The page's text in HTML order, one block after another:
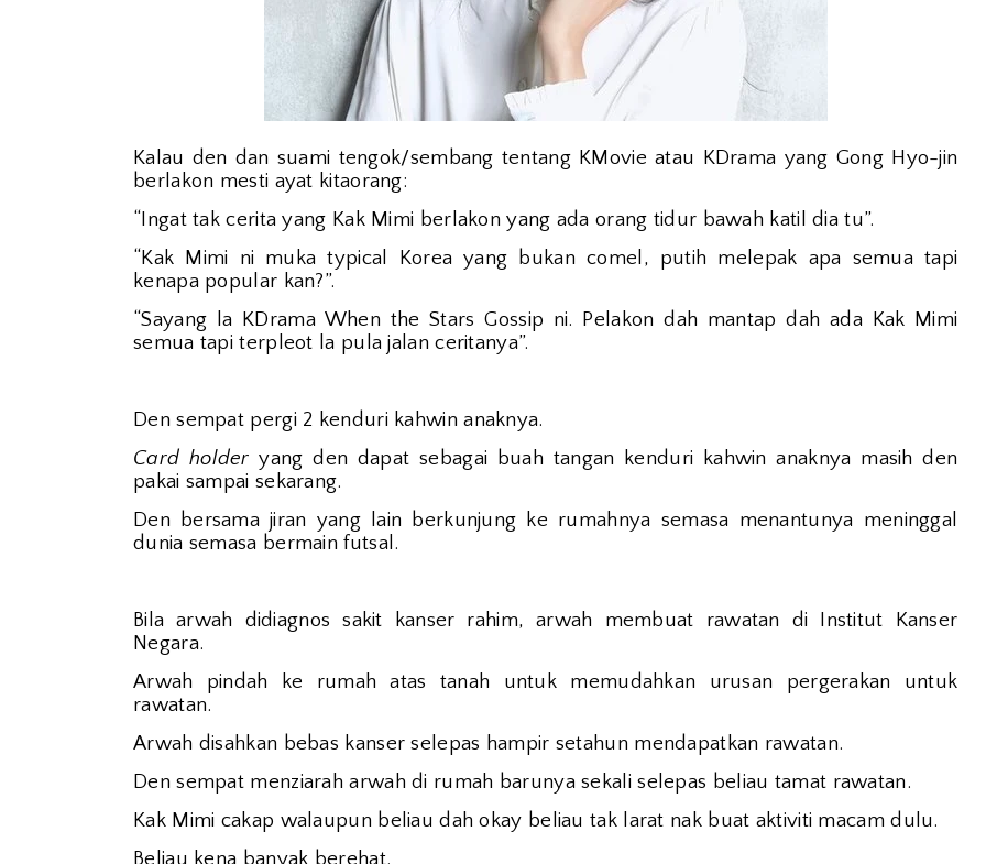
Kalau den dan suami tengok/sembang tentang KMovie atau KDrama yang Gong Hyo-jin
berlakon mesti ayat kitaorang:
“Ingat tak cerita yang Kak Mimi berlakon yang ada orang tidur bawah katil dia tu”.
“Kak Mimi ni muka typical Korea yang bukan comel, putih melepak apa semua tapi
kenapa popular kan?”.
“Sayang la KDrama When the Stars Gossip ni. Pelakon dah mantap dah ada Kak Mimi
semua tapi terpleot la pula jalan ceritanya”.
Den sempat pergi 2 kenduri kahwin anaknya.
Card holder yang den dapat sebagai buah tangan kenduri kahwin anaknya masih den
pakai sampai sekarang.
Den bersama jiran yang lain berkunjung ke rumahnya semasa menantunya meninggal
dunia semasa bermain futsal.
Bila arwah didiagnos sakit kanser rahim, arwah membuat rawatan di Institut Kanser
Negara.
Arwah pindah ke rumah atas tanah untuk memudahkan urusan pergerakan untuk
rawatan.
Arwah disahkan bebas kanser selepas hampir setahun mendapatkan rawatan.
Den sempat menziarah arwah di rumah barunya sekali selepas beliau tamat rawatan.
Kak Mimi cakap walaupun beliau dah okay beliau tak larat nak buat aktiviti macam dulu.
Beliau kena banyak berehat.